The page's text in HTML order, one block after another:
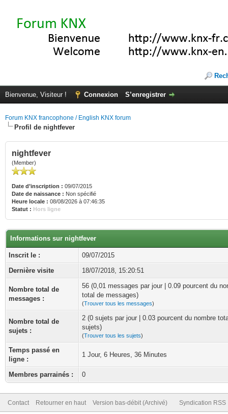
Bienvenue, Visiteur ! Connexion S’enregistrer
Forum KNX francophone / English KNX forum
Profil de nightfever
nightfever
(Member)
Date d’inscription : 09/07/2015
Date de naissance : Non spécifié
Heure locale : 08/08/2026 à 07:46:35
Statut : Hors ligne
Informations sur nightfever
Inscrit le :
09/07/2015
Dernière visite
18/07/2018, 15:20:51
Nombre total de
messages :
56 (0,01 messages par jour | 0.09 pourcent du
total de messages)
(Trouver tous les messages)
Nombre total de
sujets :
2 (0 sujets par jour | 0.03 pourcent du nombre
sujets)
(Trouver tous les sujets)
Temps passé en
ligne :
1 Jour, 6 Heures, 36 Minutes
Membres parrainés : 0
Contact Retourner en haut Version bas-débit (Archivé) Syndication RSS